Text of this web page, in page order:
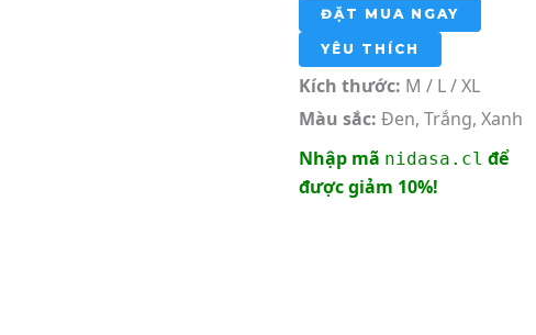
ĐẶT MUA NGAY
YÊU THÍCH
Kích thước: M / L / XL
Màu sắc: Đen, Trắng, Xanh
Nhập mã nidasa.cl để
được giảm 10%!